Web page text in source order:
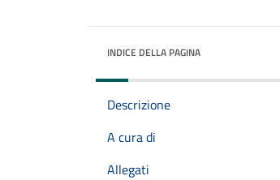
INDICE DELLA PAGINA
Descrizione
A cura di
Allegati